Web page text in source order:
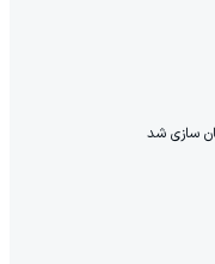
سازی شد